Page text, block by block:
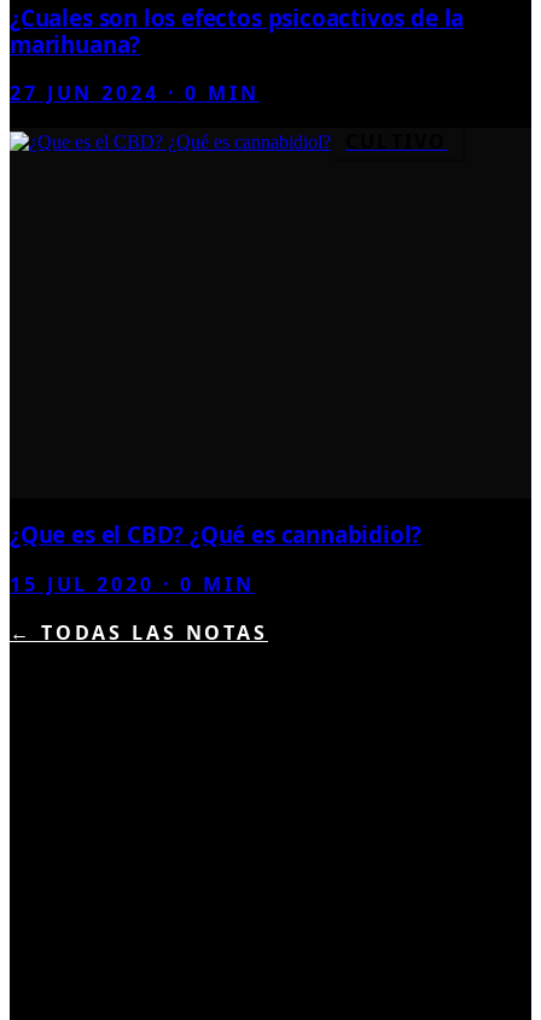
¿Cuales son los efectos psicoactivos de la
marihuana?
27 JUN 2024 ·0 MIN
¿Que es el CBD? ¿Qué es cannabidiol?
15 JUL 2020 ·0 MIN
← TODAS LAS NOTAS